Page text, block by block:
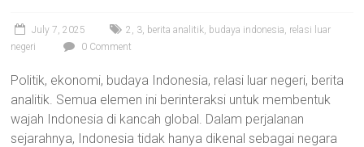
July 7, 2025 2 , 3, berita analitik, budaya indonesia, relasi luar
negeri
0 Comment
Politik, ekonomi, budaya Indonesia, relasi luar negeri, berita
analitik. Semua elemen ini berinteraksi untuk membentuk
wajah Indonesia di kancah global. Dalam perjalanan
sejarahnya, Indonesia tidak hanya dikenal sebagai negara